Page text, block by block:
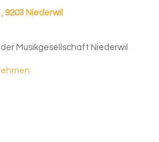
9203 Niederwil
Musikgesellschaft Niederwil